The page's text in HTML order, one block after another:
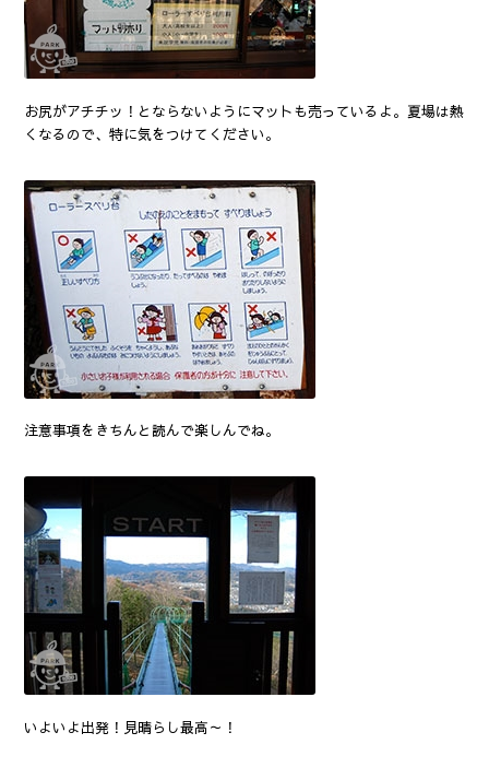
お尻がアチチッ！とならないようにマットも売っているよ。夏場は熱
くなるので、特に気をつけてください。
注意事項をきちんと読んで楽しんでね。
いよいよ出発！見晴らし最高～！